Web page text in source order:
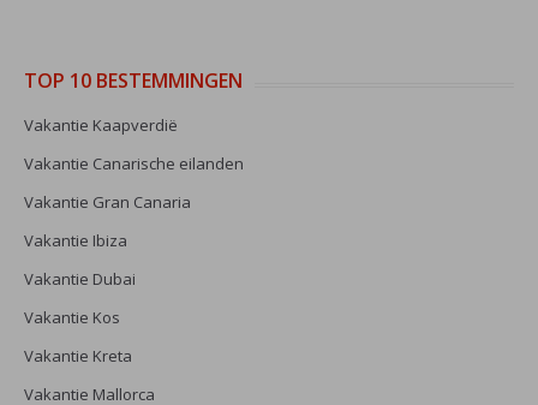
TOP 10 BESTEMMINGEN
Vakantie Kaapverdië
Vakantie Canarische eilanden
Vakantie Gran Canaria
Vakantie Ibiza
Vakantie Dubai
Vakantie Kos
Vakantie Kreta
Vakantie Mallorca